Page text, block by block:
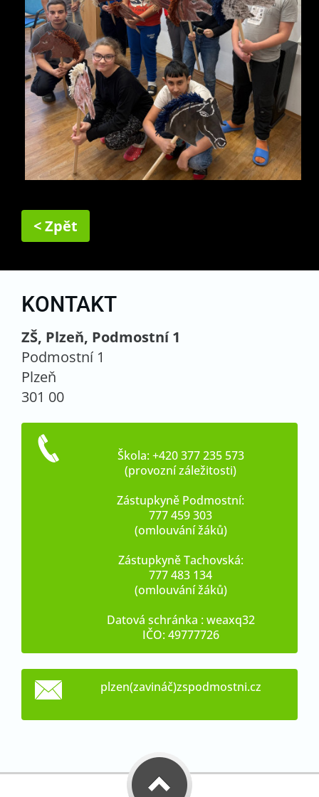
< Zpět
KONTAKT
ZŠ, Plzeň, Podmostní 1
Podmostní 1
Plzeň
301 00
Škola: +420 377 235 573
(provozní záležitosti)
Zástupkyně Podmostní:
777 459 303
(omlouvání žáků)
Zástupkyně Tachovská:
777 483 134
(omlouvání žáků)
Datová schránka : weaxq32
IČO: 49777726
plzen(zavináč)zspodmostni.cz